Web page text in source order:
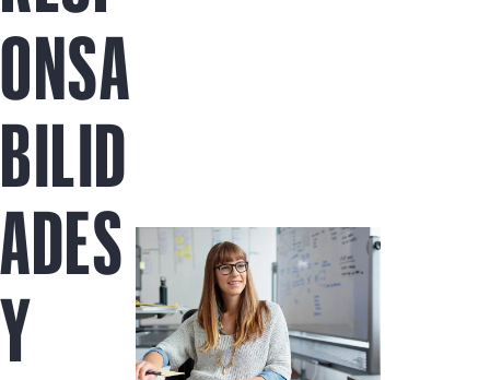
ONSA
BILID
ADES
Y